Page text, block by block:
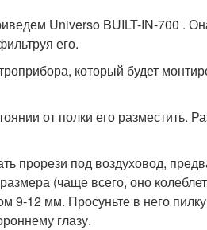
Universo BUILT-IN-700 .
его.
который будет
от полки его разместить.
прорези под воздуховод,
(чаще всего, оно
9-12 мм. Просуньте в него
глазу.